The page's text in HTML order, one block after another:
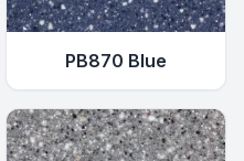
PB870 Blue